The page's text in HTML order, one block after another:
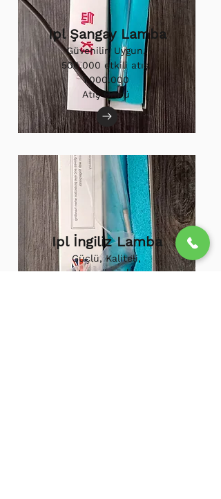
Ipl Şangay Lamba
Güvenilir, Uygun,
500.000 etkili atış.
1.000.000
Atış Ömrü
Ipl İngiliz Lamba
Güçlü, Kaliteli,
Uzun ömürlü,